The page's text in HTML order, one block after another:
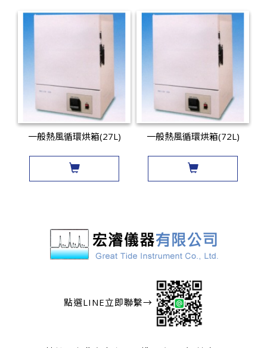
一般熱風循環烘箱(27L) 一般熱風循環烘箱(72L)
點選LINE立即聯繫→